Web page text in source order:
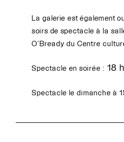
La galerie est également
soirs de spectacle à la
O’Bready du Centre
Spectacle en soirée : 18
Spectacle le dimanche à